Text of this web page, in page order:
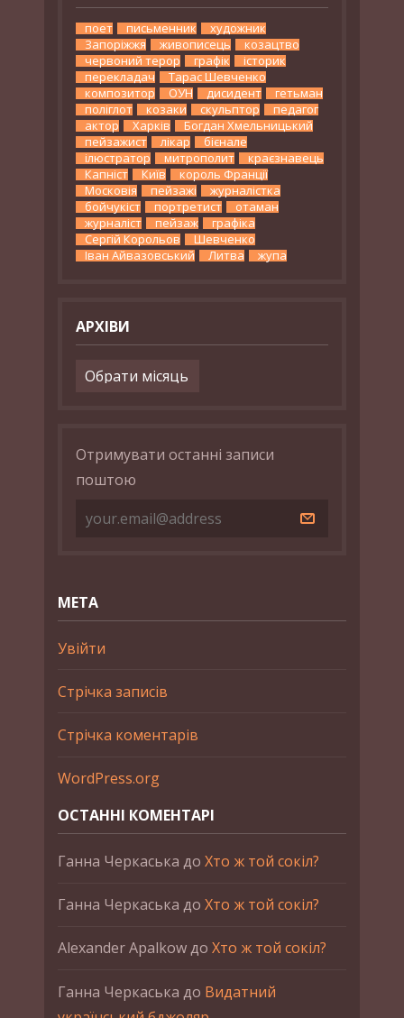
поет письменник
художник
Запоріжжя
живописець
козацтво
червоний терор
графік
історик
перекладач
Тарас Шевченко
композитор
ОУН дисидент
гетьман
поліглот
козаки скульптор
педагог
актор
Харків
Богдан Хмельницький
пейзажист
лікар
бієнале
ілюстратор
митрополит
краєзнавець
Капніст
Київ
король Франції
Московія
пейзажі
журналістка
бойчукіст
портретист
отаман
журналіст
пейзаж
графіка
Сергій Корольов
Шевченко
Іван Айвазовський
Литва жупа
АРХІВИ
Архіви
Отримувати останні записи
поштою
МЕТА
Увійти
Стрічка записів
Стрічка коментарів
WordPress.org
ОСТАННІ КОМЕНТАРІ
Ганна Черкаська до Хто ж той сокіл?
Ганна Черкаська до Хто ж той сокіл?
Alexander Apalkowдо Хто ж той сокіл?
Ганна Черкаська до Видатний